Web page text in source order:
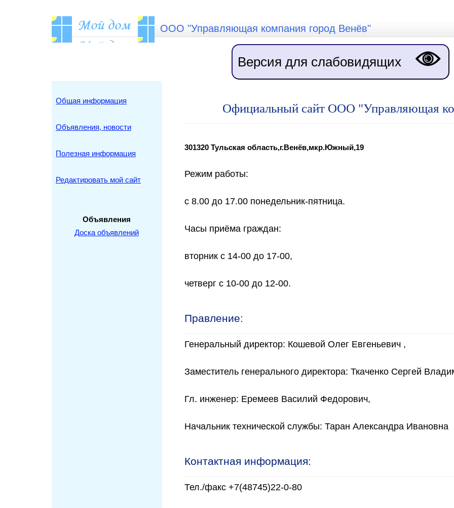
ООО "Управляющая компания город Венёв"
Версия для слабовидящих
Общая информация
Объявления, новости
Полезная информация
Редактировать мой сайт
Объявления
Доска объявлений
Официальный сайт ООО "Управляющая
301320 Тульская область,г.Венёв,мкр.Южный,19
Режим работы:
с 8.00 до 17.00 понедельник-пятница.
Часы приёма граждан:
вторник с 14-00 до 17-00,
четверг с 10-00 до 12-00.
Правление:
Генеральный директор: Кошевой Олег Евгеньевич ,
Заместитель генерального директора: Ткаченко Сергей
Гл. инженер: Еремеев Василий Федорович,
Начальник технической службы: Таран Александра Ивановна
Контактная информация:
Тел./факс +7(48745)22-0-80